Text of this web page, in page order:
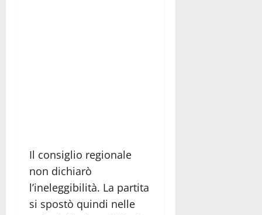
Il consiglio regionale
non dichiarò
l’ineleggibilità. La partita
si spostò quindi nelle